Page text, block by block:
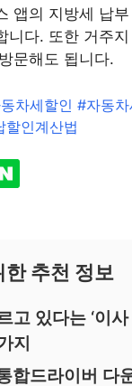
앱의 지방세 납
다. 또한 거주지
문해도 됩니다.
차세할인 #자동
할인계산법
한 추천 정보
고 있다는 ‘이사
지
합드라이버 다